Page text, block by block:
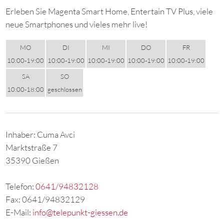
Erleben Sie Magenta Smart Home, Entertain TV Plus, viele
neue Smartphones und vieles mehr live!
MO
10:00-19:00
DI
10:00-19:00
MI
10:00-19:00
DO
10:00-19:00
FR
10:00-19:00
SA
10:00-18:00
SO
geschlossen
Inhaber: Cuma Avci
Marktstraße 7
35390 Gießen
Telefon:0641/94832128
Fax: 0641/94832129
E-Mail: info@telepunkt-giessen.de